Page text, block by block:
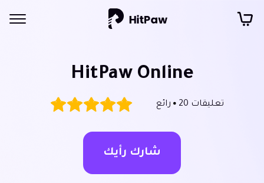
HitPaw Online
تعليقات 20 رائع
شارك رأيك